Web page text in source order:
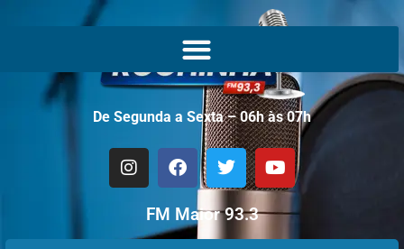
De Segunda a Sexta – 06h às 07h
FM Maior 93.3